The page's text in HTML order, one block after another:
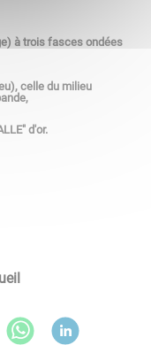
à trois fasces ondées
celle du milieu
d'or.